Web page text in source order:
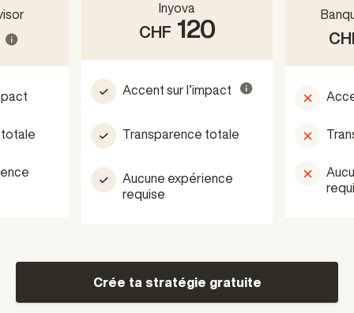
totale
Inyova
CHF 120
Accent sur l’impact
Transparence totale
Aucune expérience
requise
Crée ta stratégie gratuite